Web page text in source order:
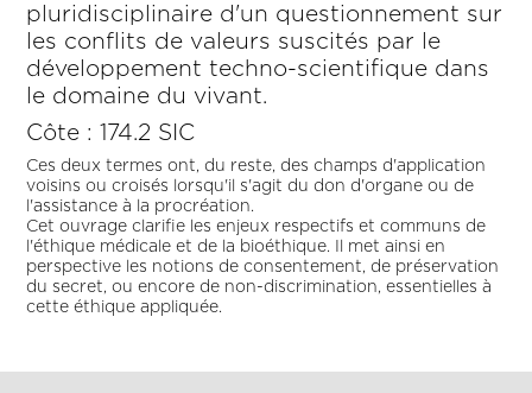
pluridisciplinaire d'un questionnement sur
les conflits de valeurs suscités par le
développement techno-scientifique dans
le domaine du vivant.
Côte : 174.2 SIC
Ces deux termes ont, du reste, des champs d'application
voisins ou croisés lorsqu'il s'agit du don d'organe ou de
l'assistance à la procréation.
Cet ouvrage clarifie les enjeux respectifs et communs de
l'éthique médicale et de la bioéthique. Il met ainsi en
perspective les notions de consentement, de préservation
du secret, ou encore de non-discrimination, essentielles à
cette éthique appliquée.